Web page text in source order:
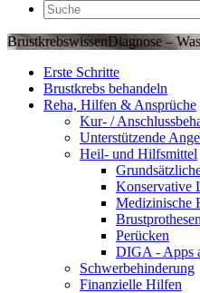
BrustkrebswissenDiagnose –
Erste Schritte
Brustkrebs behandeln
Reha, Hilfen & Ansprüche
Kur- /
Unterstützende
Heil- und Hilfsmittel
Konservative
Medizinische
Brustprothesen
Perücken
DIGA - Apps
Schwerbehinderung
Finanzielle Hilfen